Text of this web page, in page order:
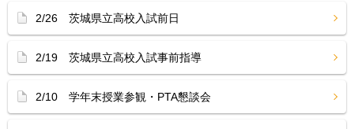
2/26 茨城県立高校入試前日
2/19 茨城県立高校入試事前指導
2/10 学年末授業参観・PTA懇談会